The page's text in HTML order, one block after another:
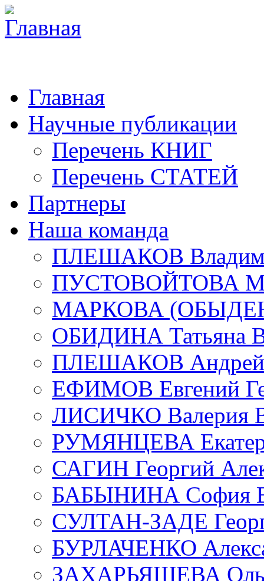
Главная
Научные публикации
Перечень КНИГ
Перечень СТАТЕЙ
Партнеры
Наша команда
ПЛЕШАКОВ
ПУСТОВОЙТОВА
МАРКОВА
ОБИДИНА Татьяна
ПЛЕШАКОВ Андрей
ЕФИМОВ Евгений
ЛИСИЧКО Валерия
РУМЯНЦЕВА
САГИН Георгий
БАБЫНИНА София
СУЛТАН-ЗАДЕ
БУРЛАЧЕНКО
ЗАХАРЬЯЩЕВА